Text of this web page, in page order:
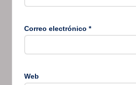
Correo electrónico *
Web